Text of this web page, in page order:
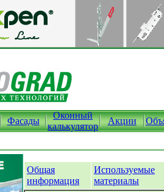
Фасады
Оконный
калькулятор
Акции
Общая
информация
Используемые
материалы